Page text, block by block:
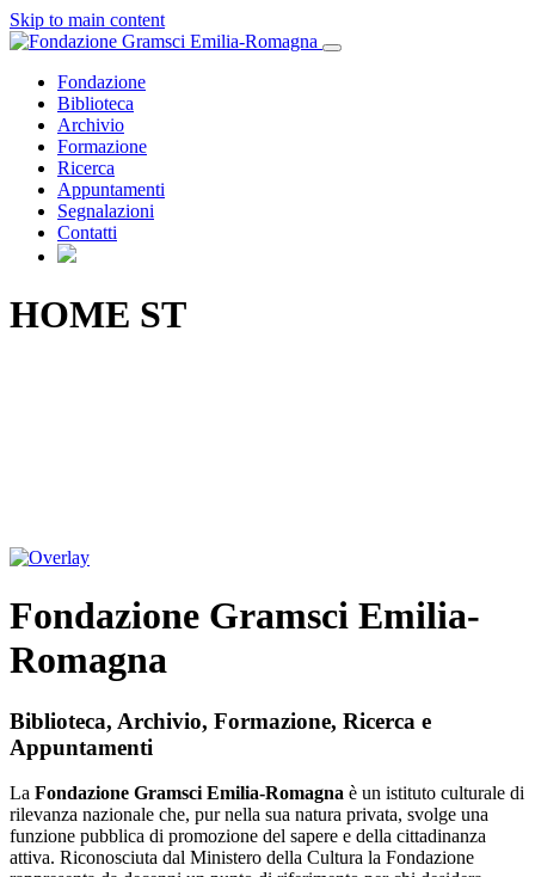
Skip to main content
Fondazione
Biblioteca
Archivio
Formazione
Ricerca
Appuntamenti
Segnalazioni
Contatti
HOME ST
Fondazione Gramsci Emilia-
Romagna
Biblioteca, Archivio, Formazione, Ricerca e
Appuntamenti
La Fondazione Gramsci Emilia-Romagna è un istituto culturale di
rilevanza nazionale che, pur nella sua natura privata, svolge una
funzione pubblica di promozione del sapere e della cittadinanza
attiva. Riconosciuta dal Ministero della Cultura la Fondazione